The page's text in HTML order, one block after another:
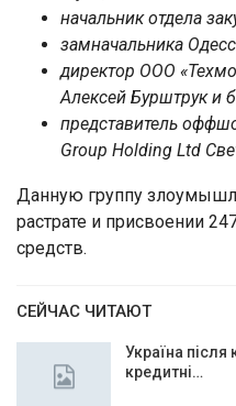
начальник отдела
замначальника
директор ООО
Алексей Бурштрук и
представитель
Group Holding Ltd
Данную группу
растрате и присвоении
средств.
СЕЙЧАС ЧИТАЮТ
Україна після
кредитні…